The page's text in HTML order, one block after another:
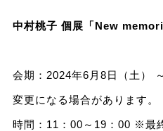
中村桃子 個展「New
会期：2024年6月8日（土）
変更になる場合があります。
時間：11：00～19：00 ※最